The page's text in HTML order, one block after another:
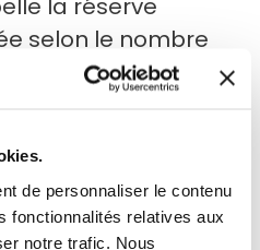
de personnaliser le contenu
fonctionnalités relatives aux
notre trafic. Nous
la réserve
selon le nombre
disposer